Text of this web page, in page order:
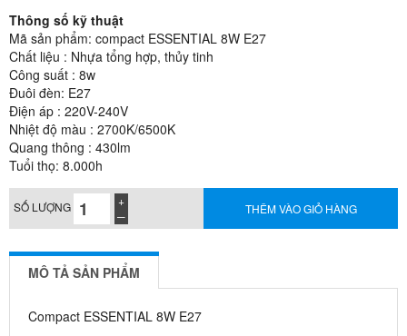
Thông số kỹ thuật
Mã sản phẩm: compact ESSENTIAL 8W E27
Chất liệu : Nhựa tổng hợp, thủy tinh
Công suất : 8w
Đuôi đèn: E27
Điện áp : 220V-240V
Nhiệt độ màu : 2700K/6500K
Quang thông : 430lm
Tuổi thọ: 8.000h
SỐ LƯỢNG THÊM VÀO GIỎ HÀNG
MÔ TẢ SẢN PHẨM
Compact ESSENTIAL 8W E27